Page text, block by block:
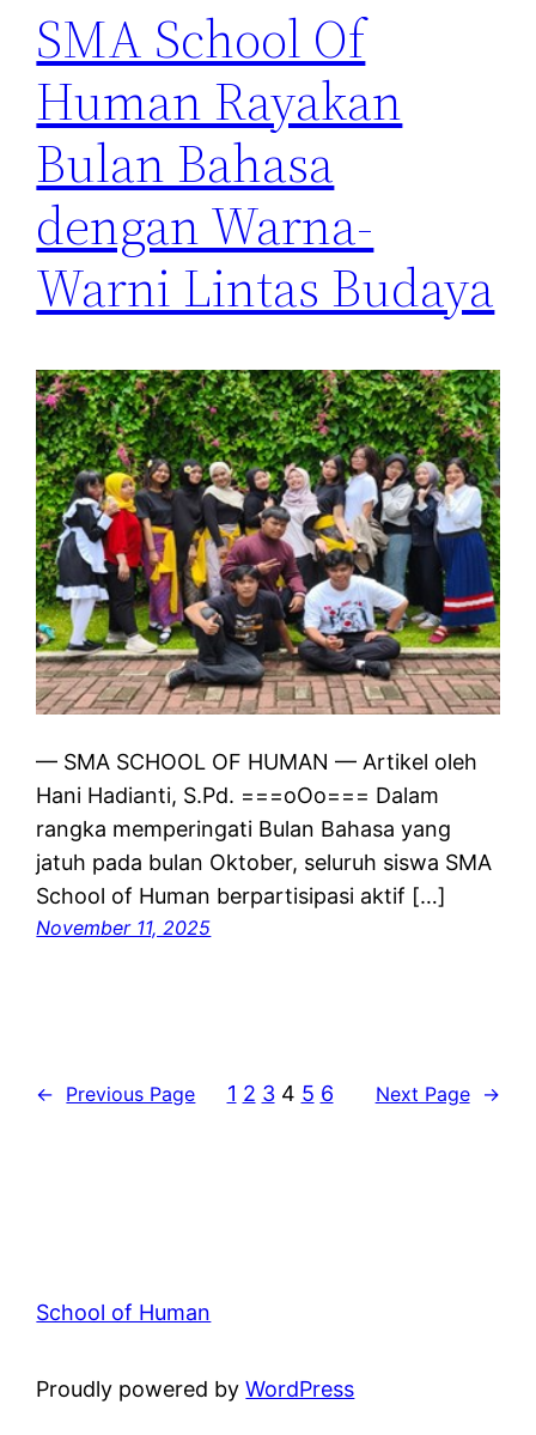
SMA School Of
Human Rayakan
Bulan Bahasa
dengan Warna-
Warni Lintas Budaya
— SMA SCHOOL OF HUMAN — Artikel oleh
Hani Hadianti, S.Pd. ===oOo=== Dalam
rangka memperingati Bulan Bahasa yang
jatuh pada bulan Oktober, seluruh siswa SMA
School of Human berpartisipasi aktif […]
November 11, 2025
← Previous Page 1 2 3 4 5 6 Next Page →
School of Human
Proudly powered byWordPress